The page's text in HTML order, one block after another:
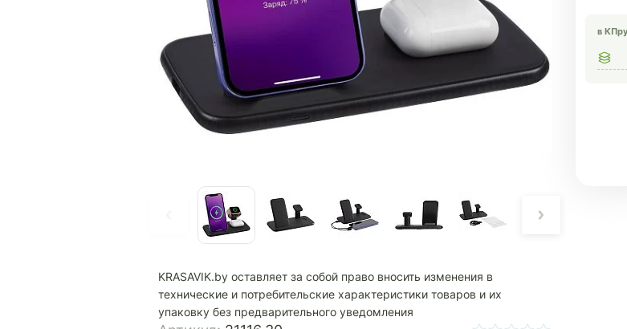
KRASAVIK.by оставляет за собой право вносить изменения в
технические и потребительские характеристики товаров и их
упаковку без предварительного уведомления
в КП